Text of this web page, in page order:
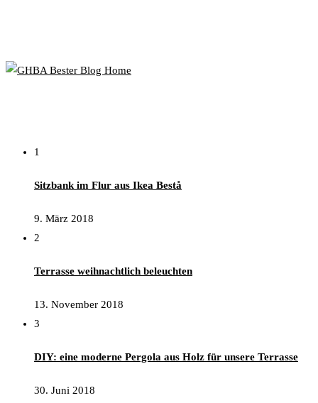
1
Sitzbank im Flur aus Ikea Bestå
9. März 2018
2
Terrasse weihnachtlich beleuchten
13. November 2018
3
DIY: eine moderne Pergola aus Holz für unsere Terrasse
30. Juni 2018